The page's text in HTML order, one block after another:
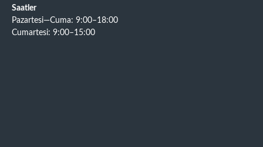
Saatler
Pazartesi—Cuma: 9:00–18:00
Cumartesi: 9:00–15:00